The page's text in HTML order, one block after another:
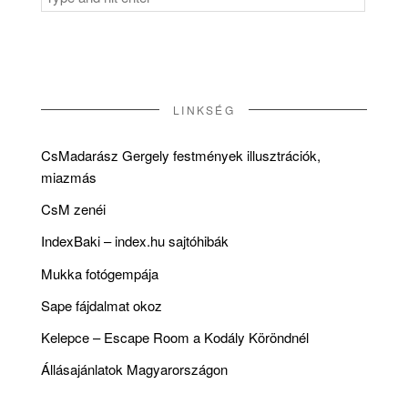
for:
LINKSÉG
CsMadarász Gergely festmények illusztrációk,
miazmás
CsM zenéi
IndexBaki – index.hu sajtóhibák
Mukka fotógempája
Sape fájdalmat okoz
Kelepce – Escape Room a Kodály Köröndnél
Állásajánlatok Magyarországon